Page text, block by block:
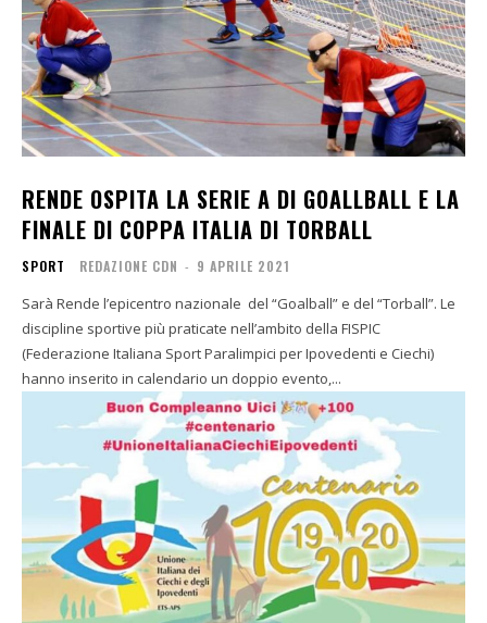
RENDE OSPITA LA SERIE A DI GOALLBALL E LA
FINALE DI COPPA ITALIA DI TORBALL
SPORT REDAZIONE CDN - 9 APRILE 2021
Sarà Rende l’epicentro nazionale del “Goalball” e del “Torball”. Le
discipline sportive più praticate nell’ambito della FISPIC
(Federazione Italiana Sport Paralimpici per Ipovedenti e Ciechi)
hanno inserito in calendario un doppio evento,...